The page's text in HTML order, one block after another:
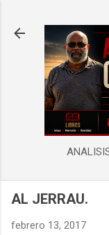
AL JERRAU.
febrero 13, 2017